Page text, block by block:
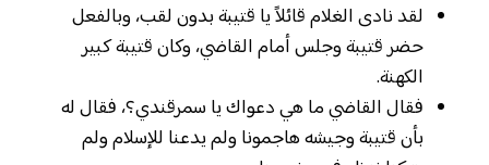
لقد نادى الغلام قائلاً يا قتيبة بدون لقب، وبالفعل
حضر قتيبة وجلس أمام القاضي، وكان قتيبة كبير
الكهنة.
فقال القاضي ما هي دعواك يا سمرقندي؟، فقال له
بأن قتيبة وجيشه هاجمونا ولم يدعنا للإسلام ولم